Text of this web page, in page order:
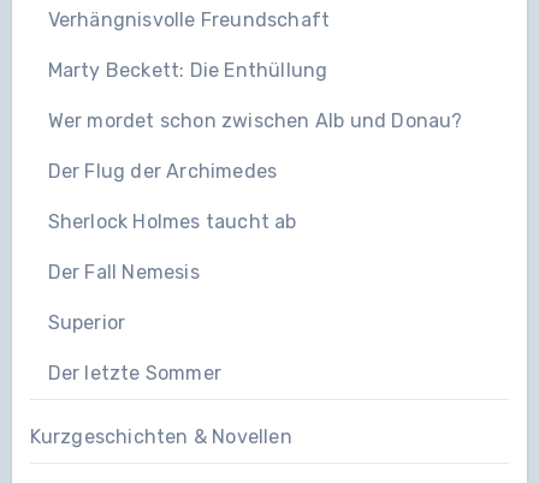
Verhängnisvolle Freundschaft
Marty Beckett: Die Enthüllung
Wer mordet schon zwischen Alb und Donau?
Der Flug der Archimedes
Sherlock Holmes taucht ab
Der Fall Nemesis
Superior
Der letzte Sommer
Kurzgeschichten & Novellen